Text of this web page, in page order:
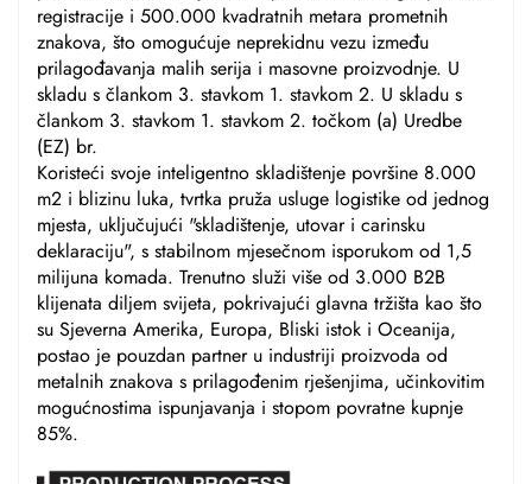
registracije i 500.000 kvadratnih metara prometnih
znakova, što omogućuje neprekidnu vezu između
prilagođavanja malih serija i masovne proizvodnje. U
skladu s člankom 3. stavkom 1. stavkom 2. U skladu s
člankom 3. stavkom 1. stavkom 2. točkom (a) Uredbe
(EZ) br.
Koristeći svoje inteligentno skladištenje površine 8.000
m2 i blizinu luka, tvrtka pruža usluge logistike od jednog
mjesta, uključujući "skladištenje, utovar i carinsku
deklaraciju", s stabilnom mjesečnom isporukom od 1,5
milijuna komada. Trenutno služi više od 3.000 B2B
klijenata diljem svijeta, pokrivajući glavna tržišta kao što
su Sjeverna Amerika, Europa, Bliski istok i Oceanija,
postao je pouzdan partner u industriji proizvoda od
metalnih znakova s prilagođenim rješenjima, učinkovitim
mogućnostima ispunjavanja i stopom povratne kupnje
85%.